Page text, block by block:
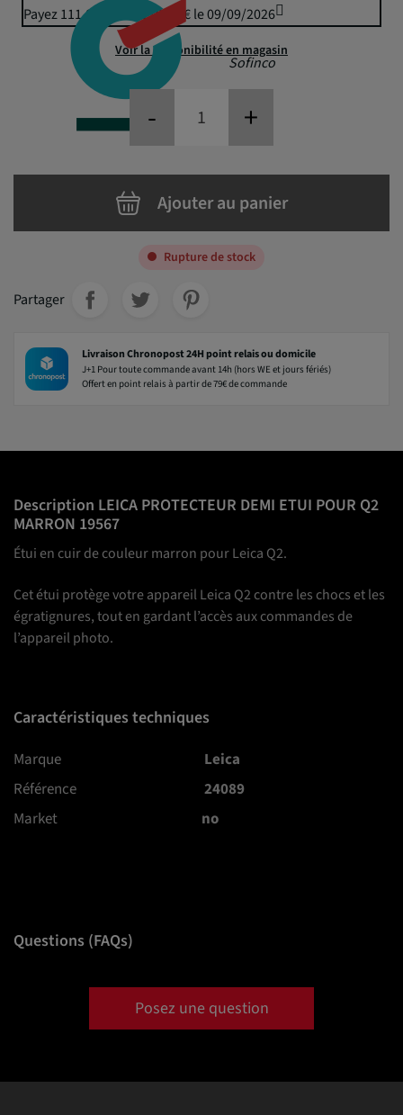
Sofinco
Payez 111,89 € puis 110,00 € le 09/09/2026
Voir la disponibilité en magasin
- +
Ajouter au panier
Rupture de stock
Partager
Livraison Chronopost 24H point relais ou domicile
J+1 Pour toute commande avant 14h (hors WE et jours fériés)
Offert en point relais à partir de 79€ de commande
Description LEICA PROTECTEUR DEMI ETUI POUR Q2
MARRON 19567
Étui en cuir de couleur marron pour Leica Q2.
Cet étui protège votre appareil Leica Q2 contre les chocs et les
égratignures, tout en gardant l’accès aux commandes de
l’appareil photo.
Caractéristiques techniques
Marque
Leica
Référence
24089
Market
no
Questions (FAQs)
Posez une question